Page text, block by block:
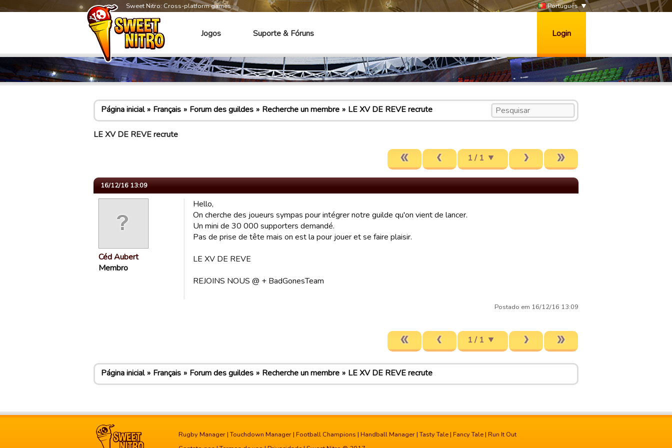
Sweet Nitro: Cross-platform games Português
Jogos Suporte & Fóruns Login
Página inicial Français Forum des guildes Recherche un membre LE XV DE REVE recrute
LE XV DE REVE recrute
1 / 1
16/12/16 13:09
Céd Aubert
Membro
Hello,
On cherche des joueurs sympas pour intégrer notre guilde qu'on vient de lancer.
Un mini de 30 000 supporters demandé.
Pas de prise de tête mais on est la pour jouer et se faire plaisir.
LE XV DE REVE
REJOINS NOUS @ + BadGonesTeam
Postado em 16/12/16 13:09
1 / 1
Página inicial Français Forum des guildes Recherche un membre LE XV DE REVE recrute
Rugby Manager |Touchdown Manager | Football Champions | Handball Manager |Tasty Tale | Fancy Tale | Run It Out